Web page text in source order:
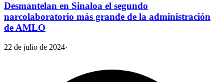
Desmantelan en Sinaloa el segundo
narcolaboratorio más grande de la administración
de AMLO
22 de julio de 2024·